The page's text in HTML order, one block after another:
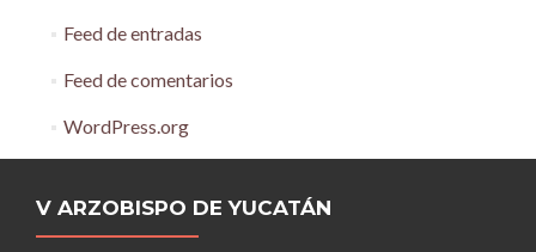
Feed de entradas
Feed de comentarios
WordPress.org
V ARZOBISPO DE YUCATÁN